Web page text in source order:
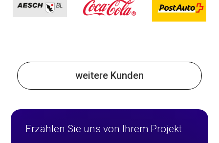
weitere Kunden
Erzählen Sie uns von Ihrem Projekt